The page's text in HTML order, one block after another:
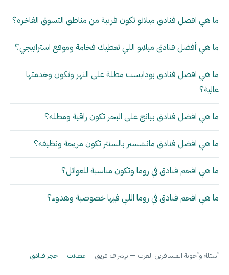
ما هي افضل فنادق ميلانو تكون قريبة من مناطق التسوق الفاخرة؟
ما هي أفضل فنادق ميلانو اللي تعطيك فخامة وموقع استراتيجي؟
ما هي افضل فنادق بودابست مطلة على النهر وتكون وخدمتها
عالية؟
ما هي افضل فنادق بيانج على البحر تكون راقية ومطلة؟
ما هي افضل فنادق مانشستر بالسنتر تكون مريحة ونظيفة؟
ما هي افخم فنادق في روما وتكون مناسبة للعوائل؟
ما هي افخم فنادق في روما اللي فيها خصوصية وهدوء؟
أسئلة وأجوبة المسافرين العرب — بإشراف فريق عطلات حجز فنادق